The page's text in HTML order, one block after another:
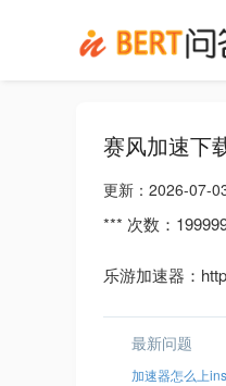
赛风加速下
更新： 2026-07-
*** 次数：
乐游加速器：
最新问题
加速器怎么上ins